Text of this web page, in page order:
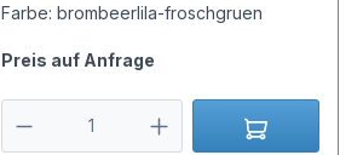
Farbe: brombeerlila-froschgruen
Preis auf Anfrage